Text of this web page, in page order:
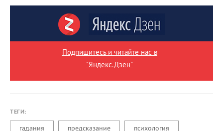
Подпишитесь и читайте нас в
"Яндекс.Дзен"
ТЕГИ:
гадания предсказание психология